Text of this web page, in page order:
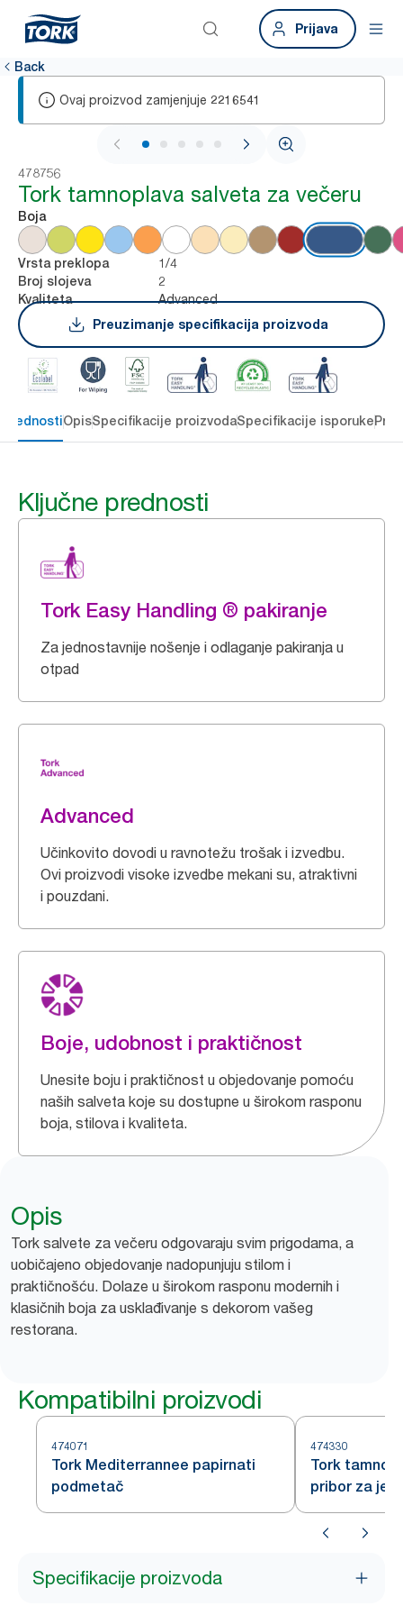
Prijava
Back
Ovaj proizvod zamjenjuje 2216541
1 / 5
478756
Tork tamnoplava salveta za večeru
Boja
Vrsta preklopa 1/4
Broj slojeva 2
Kvaliteta
Advanced
Preuzimanje specifikacija proizvoda
prednostiOpisSpecifikacije proizvodaSpecifikacije isporuke
Ključne prednosti
Tork Easy Handling ® pakiranje
Za jednostavnije nošenje i odlaganje pakiranja u
otpad
Advanced
Učinkovito dovodi u ravnotežu trošak i izvedbu.
Ovi proizvodi visoke izvedbe mekani su, atraktivni
i pouzdani.
Boje, udobnost i praktičnost
Unesite boju i praktičnost u objedovanje pomoću
naših salveta koje su dostupne u širokom rasponu
boja, stilova i kvaliteta.
Opis
Tork salvete za večeru odgovaraju svim prigodama, a
uobičajeno objedovanje nadopunjuju stilom i
praktičnošću. Dolaze u širokom rasponu modernih i
klasičnih boja za usklađivanje s dekorom vašeg
restorana.
Kompatibilni proizvodi
474071
Tork Mediterrannee papirnati
podmetač
474330
Tork
pribor za
Specifikacije proizvoda